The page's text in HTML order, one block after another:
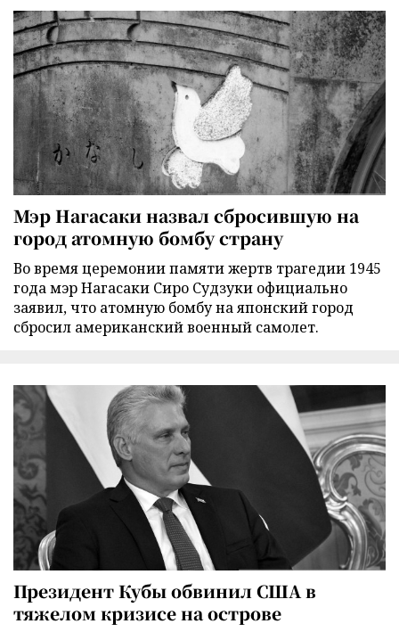
Мэр Нагасаки назвал сбросившую на
город атомную бомбу страну
Во время церемонии памяти жертв трагедии 1945
года мэр Нагасаки Сиро Судзуки официально
заявил, что атомную бомбу на японский город
сбросил американский военный самолет.
Президент Кубы обвинил США в
тяжелом кризисе на острове